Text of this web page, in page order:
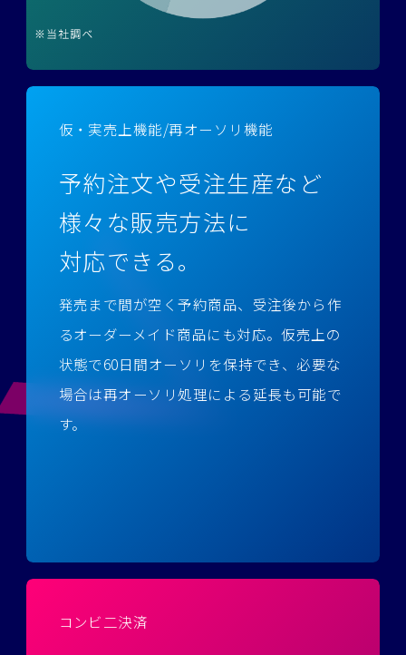
仮・実売上機能/再オーソリ機能
予約注文や受注生産など
様々な販売方法に
対応できる。
発売まで間が空く予約商品、受注後から作
るオーダーメイド商品にも対応。仮売上の
状態で60日間オーソリを保持でき、必要な
場合は再オーソリ処理による延長も可能で
す。
コンビ二決済